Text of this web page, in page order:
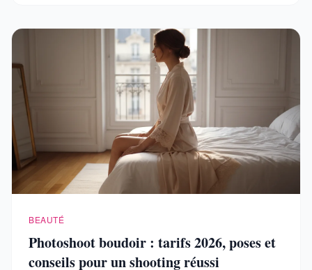
BEAUTÉ
Photoshoot boudoir : tarifs 2026, poses et
conseils pour un shooting réussi